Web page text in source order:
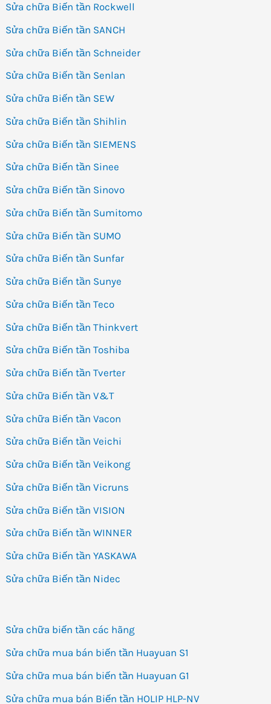
Sửa chữa Biến tần Rockwell
Sửa chữa Biến tần SANCH
Sửa chữa Biến tần Schneider
Sửa chữa Biến tần Senlan
Sửa chữa Biến tần SEW
Sửa chữa Biến tần Shihlin
Sửa chữa Biến tần SIEMENS
Sửa chữa Biến tần Sinee
Sửa chữa Biến tần Sinovo
Sửa chữa Biến tần Sumitomo
Sửa chữa Biến tần SUMO
Sửa chữa Biến tần Sunfar
Sửa chữa Biến tần Sunye
Sửa chữa Biến tần Teco
Sửa chữa Biến tần Thinkvert
Sửa chữa Biến tần Toshiba
Sửa chữa Biến tần Tverter
Sửa chữa Biến tần V&T
Sửa chữa Biến tần Vacon
Sửa chữa Biến tần Veichi
Sửa chữa Biến tần Veikong
Sửa chữa Biến tần Vicruns
Sửa chữa Biến tần VISION
Sửa chữa Biến tần WINNER
Sửa chữa Biến tần YASKAWA
Sửa chữa Biến tần Nidec
Sửa chữa biến tần các hãng
Sửa chữa mua bán biến tần Huayuan S1
Sửa chữa mua bán biến tần Huayuan G1
Sửa chữa mua bán Biến tần HOLIP HLP-NV